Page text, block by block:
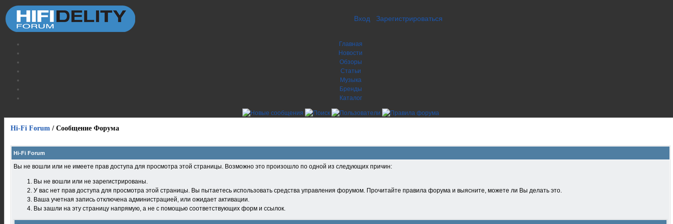
Вход Зарегистрироваться
Главная
Новости
Обзоры
Статьи
Музыка
Бренды
Каталог
Hi-Fi Forum / Сообщение Форума
Hi-Fi Forum
Вы не вошли или не имеете прав доступа для просмотра этой страницы. Возможно это произошло по одной из следующих причин:
Вы не вошли или не зарегистрированы.
У вас нет прав доступа для просмотра этой страницы. Вы пытаетесь использовать средства управления форумом. Прочитайте правила форума и выясните, можете ли Вы делать это.
Ваша учетная запись отключена администрацией, или ожидает активации.
Вы зашли на эту страницу напрямую, а не с помощью соответствующих форм и ссылок.